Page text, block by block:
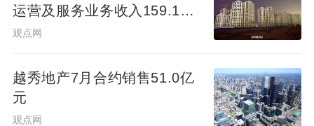
运营及服务业务收入159.1亿
元
观点网
越秀地产7月合约销售51.0亿
元
观点网